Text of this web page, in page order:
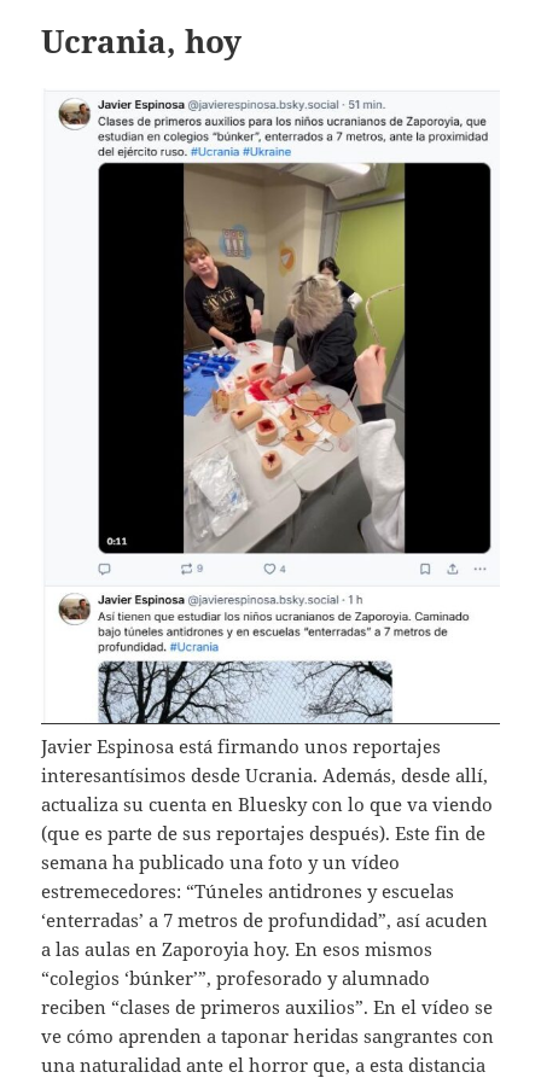
Ucrania, hoy
Javier Espinosa está firmando unos reportajes
interesantísimos desde Ucrania. Además, desde allí,
actualiza su cuenta en Bluesky con lo que va viendo
(que es parte de sus reportajes después). Este fin de
semana ha publicado una foto y un vídeo
estremecedores: “Túneles antidrones y escuelas
‘enterradas’ a 7 metros de profundidad”, así acuden
a las aulas en Zaporoyia hoy. En esos mismos
“colegios ‘búnker’”, profesorado y alumnado
reciben “clases de primeros auxilios”. En el vídeo se
ve cómo aprenden a taponar heridas sangrantes con
una naturalidad ante el horror que, a esta distancia